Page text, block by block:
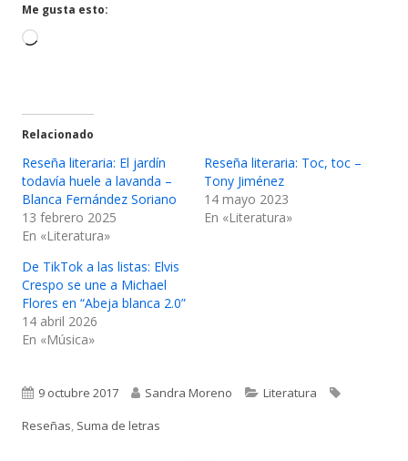
Me gusta esto:
Cargando...
Relacionado
Reseña literaria: El jardín
todavía huele a lavanda –
Blanca Fernández Soriano
13 febrero 2025
En «Literatura»
Reseña literaria: Toc, toc –
Tony Jiménez
14 mayo 2023
En «Literatura»
De TikTok a las listas: Elvis
Crespo se une a Michael
Flores en “Abeja blanca 2.0”
14 abril 2026
En «Música»
Publicado
el
9 octubre 2017 Autor
Sandra Moreno Categorías
Literatura
Reseñas, Suma de letras